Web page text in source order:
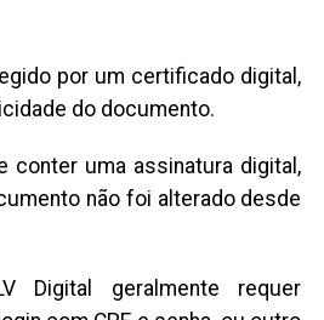
por um certificado digital,
do documento.
conter uma assinatura digital,
não foi alterado desde
Digital geralmente requer